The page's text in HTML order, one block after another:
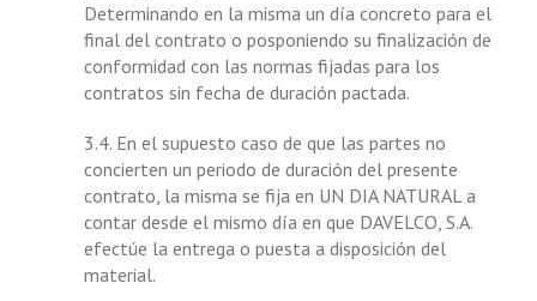
Determinando en la misma un día concreto para el
final del contrato o posponiendo su finalización de
conformidad con las normas fijadas para los
contratos sin fecha de duración pactada.
3.4. En el supuesto caso de que las partes no
concierten un periodo de duración del presente
contrato, la misma se fija en UN DIA NATURAL a
contar desde el mismo día en que DAVELCO, S.A.
efectúe la entrega o puesta a disposición del
material.